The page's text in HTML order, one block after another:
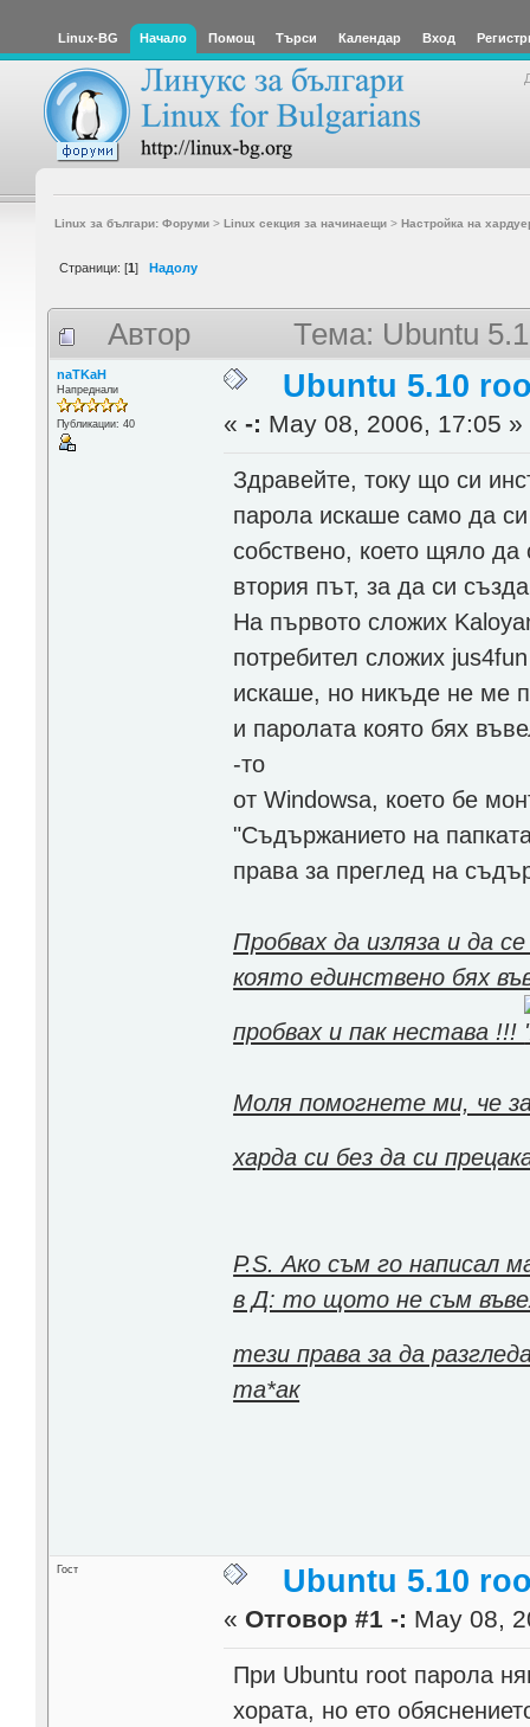
Linux-BG Начало Помощ Търси Календар Вход
Linux за българи: Форуми> Linux секция за начинаещи> Настройка на
Страници: [1] Надолу
Автор Тема: Ubuntu
naTKaH
Напреднали
Публикации: 40
Ubuntu 5.10
«-: May 08, 2006, 17:05 »
Здравейте, току що си
парола искаше само да
собствено, което щяло
втория път, за да си
На първото сложих
потребител сложих
искаше, но никъде не ме
и паролата която бях
-то
от Windowsa, което бе
"Съдържанието на
права за преглед на
Пробвах да изляза и да
която единствено бях
пробвах и пак нестава !!!
Моля помогнете ми, че
харда си без да си
P.S. Ако съм го написал
в Д: то щото не съм
тези права за да
та*ак
Гост Ubuntu 5.10
« Отговор #1 -: May 08,
При Ubuntu root парола
хората, но ето